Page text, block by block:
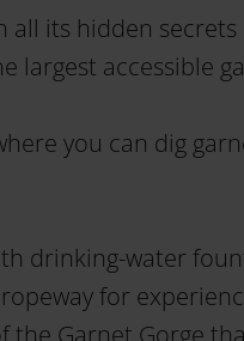
all its hidden
largest accessible
you can dig
drinking-water
for
the Garnet Gorge